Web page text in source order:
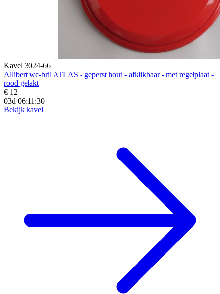
Kavel 3024-66
Allibert wc-bril ATLAS - geperst hout - afklikbaar - met regelplaat -
rood gelakt
€ 12
03d 06:11:28
Bekijk kavel